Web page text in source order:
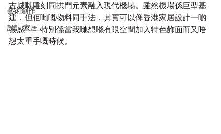
藝術創作
設計/家居
古城嘅雕刻同拱門元素融入現代機場。雖然機場係巨型基
建，但佢哋嘅物料同手法，其實可以俾香港家居設計一啲
靈感——特別係當我哋想喺有限空間加入特色飾面而又唔
想太重手嘅時候。